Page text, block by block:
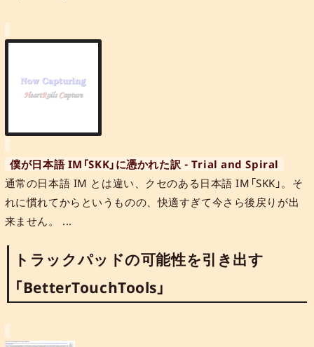
僕が日本語 IM「SKK」に憑かれた訳 - Trial and Spiral
通常の日本語 IM とは違い、クセのある日本語 IM「SKK」。そ
れに慣れてからというものの、快適すぎて今さら後戻りが出
来ません。 ...
トラックパッドの可能性を引き出す
「BetterTouchTools」